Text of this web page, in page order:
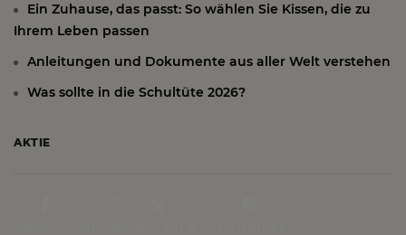
Ein Zuhause, das passt: So wählen Sie Kissen, die zu
Ihrem Leben passen
Anleitungen und Dokumente aus aller Welt verstehen
Was sollte in die Schultüte 2026?
AKTIE